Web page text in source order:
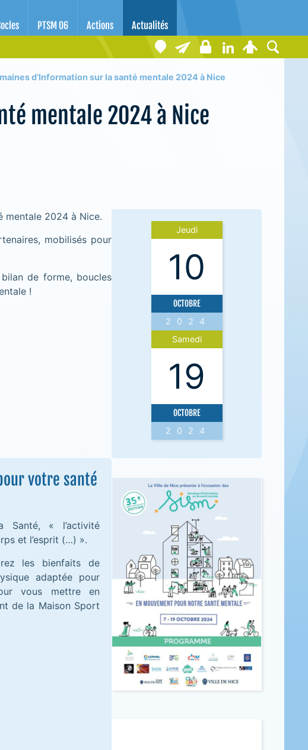
PTSM 06 Actions Actualités
d’Information sur la santé mentale 2024 à Nice
mentale 2024 à Nice
mentale 2024 à Nice.
mobilisés pour
de forme, boucles
!
votre santé
Santé, « l’activité
et l’esprit (…) ».
les bienfaits de
adaptée pour
vous mettre en
de la Maison Sport
Jeudi
10
OCTOBRE
2024
Samedi
19
OCTOBRE
2024